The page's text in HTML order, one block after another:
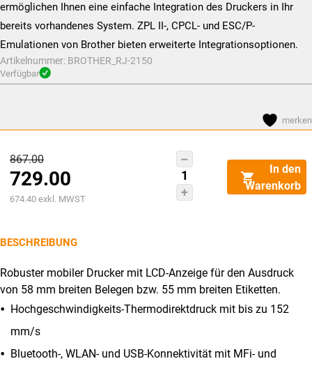
ermöglichen Ihnen eine einfache Integration des Druckers in Ihr
bereits vorhandenes System. ZPL II-, CPCL- und ESC/P-
Emulationen von Brother bieten erweiterte Integrationsoptionen.
Artikelnummer: BROTHER_RJ-2150
Verfügbar
merken
867.00Ursprünglicher
Preis
war:
729.00
Aktueller
ist:
674.40 exkl. MWST
Brother
RJ-
2150
In den
Warenkorb
BESCHREIBUNG
Robuster mobiler Drucker mit LCD-Anzeige für den Ausdruck
von 58 mm breiten Belegen bzw. 55 mm breiten Etiketten.
Hochgeschwindigkeits-Thermodirektdruck mit bis zu 152
mm/s
Bluetooth-, WLAN- und USB-Konnektivität mit MFi- und